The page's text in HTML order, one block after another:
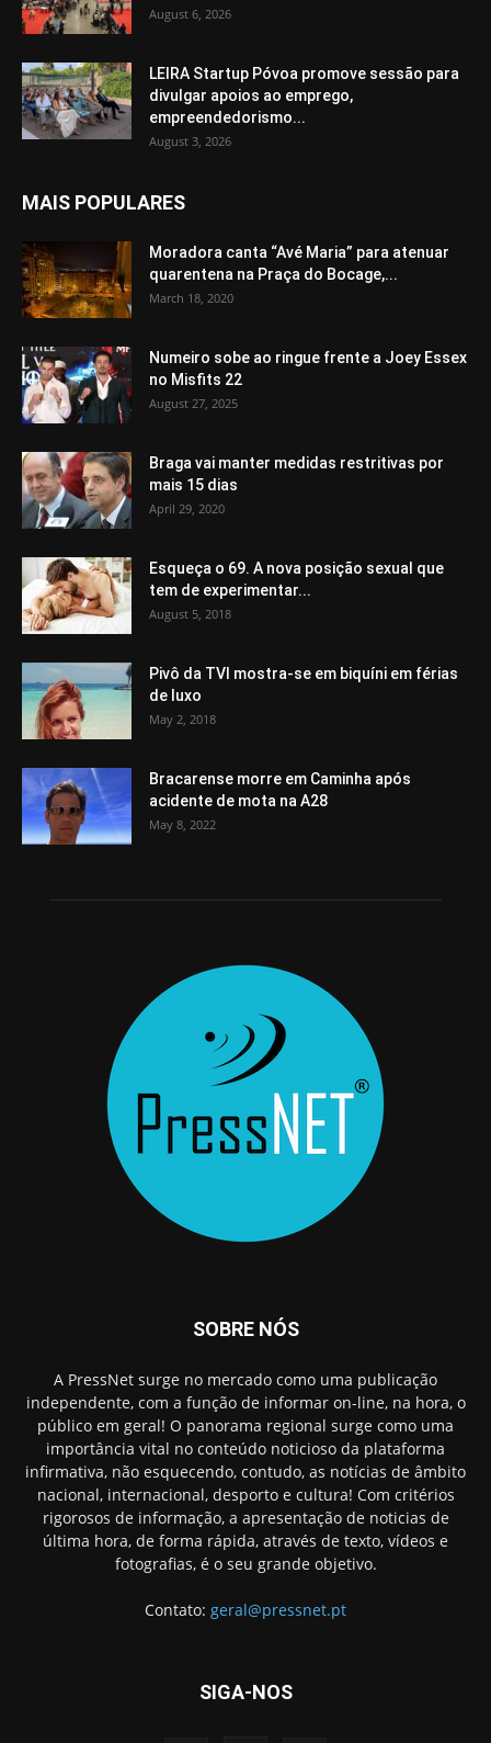
August 6, 2026
LEIRA Startup Póvoa promove sessão para
divulgar apoios ao emprego,
empreendedorismo...
August 3, 2026
MAIS POPULARES
Moradora canta “Avé Maria” para atenuar
quarentena na Praça do Bocage,...
March 18, 2020
Numeiro sobe ao ringue frente a Joey Essex
no Misfits 22
August 27, 2025
Braga vai manter medidas restritivas por
mais 15 dias
April 29, 2020
Esqueça o 69. A nova posição sexual que
tem de experimentar...
August 5, 2018
Pivô da TVI mostra-se em biquíni em férias
de luxo
May 2, 2018
Bracarense morre em Caminha após
acidente de mota na A28
May 8, 2022
SOBRE NÓS
A PressNet surge no mercado como uma publicação
independente, com a função de informar on-line, na hora, o
público em geral! O panorama regional surge como uma
importância vital no conteúdo noticioso da plataforma
infirmativa, não esquecendo, contudo, as notícias de âmbito
nacional, internacional, desporto e cultura! Com critérios
rigorosos de informação, a apresentação de noticias de
última hora, de forma rápida, através de texto, vídeos e
fotografias, é o seu grande objetivo.
Contato: geral@pressnet.pt
SIGA-NOS